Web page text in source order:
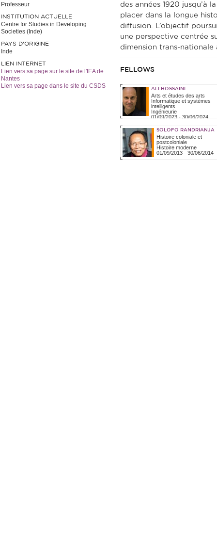
Professeur
INSTITUTION ACTUELLE
Centre for Studies in Developing
Societies (Inde)
PAYS D'ORIGINE
Inde
LIEN INTERNET
Lien vers sa page sur le site de l'IEA de
Nantes
Lien vers sa page dans le site du CSDS
des années 1920 jusqu’à
placer dans la longue
diffusion. L’objectif
une perspective centrée
dimension trans-nationale
FELLOWS
ALI HOSSAINI
Arts et études des arts
Informatique et systèmes
intelligents
Ingénieurie
01/09/2023- 30/06/2024
SOLOFO RANDRIANJA
Histoire coloniale et
postcoloniale
Histoire moderne
01/09/2013- 30/06/2014